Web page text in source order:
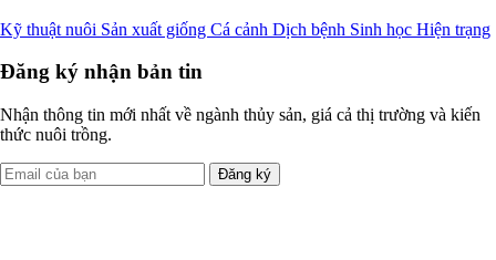
Kỹ thuật nuôi Sản xuất giống Cá cảnh Dịch bệnh Sinh học Hiện trạng
Đăng ký nhận bản tin
Nhận thông tin mới nhất về ngành thủy sản, giá cả thị trường và kiến
thức nuôi trồng.
Đăng ký